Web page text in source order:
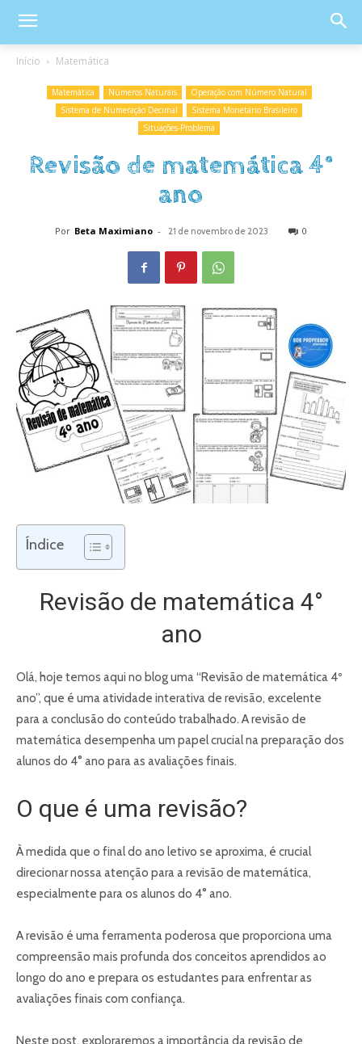
Início Matemática
Matemática Números Naturais
Operação com Número Natural
Sistema de Numeração Decimal
Sistema Monetário Brasileiro
Situações-Problema
Revisão de matemática 4°
ano
Por Beta Maximiano - 21 de novembro de 2023 0
Índice
Revisão de matemática 4°
ano
Olá, hoje temos aqui no blog uma “Revisão de matemática 4º
ano”, que é uma atividade interativa de revisão, excelente
para a conclusão do conteúdo trabalhado. A revisão de
matemática desempenha um papel crucial na preparação dos
alunos do 4° ano para as avaliações finais.
O que é uma revisão?
À medida que o final do ano letivo se aproxima, é crucial
direcionar nossa atenção para a revisão de matemática,
especialmente para os alunos do 4° ano.
A revisão é uma ferramenta poderosa que proporciona uma
compreensão mais profunda dos conceitos aprendidos ao
longo do ano e prepara os estudantes para enfrentar as
avaliações finais com confiança.
Neste post, exploraremos a importância da revisão de